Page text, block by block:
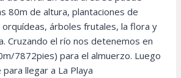
80m de altura, plantaciones de
orquídeas, árboles frutales, la flora y
Cruzando el río nos detenemos en
7872pies) para el almuerzo. Luego
llegar a La Playa